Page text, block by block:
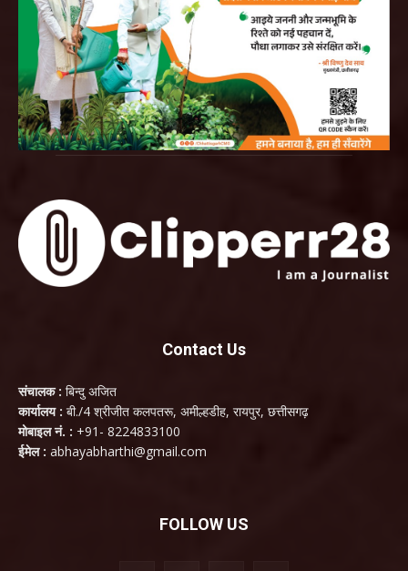
Contact Us
संचालक : बिन्दु अजित
कार्यालय : बी./4 श्रीजीत कलपतरू, अमील्हडीह, रायपुर, छत्तीसगढ़
मोबाइल नं. : +91- 8224833100
ईमेल : abhayabharthi@gmail.com
FOLLOW US